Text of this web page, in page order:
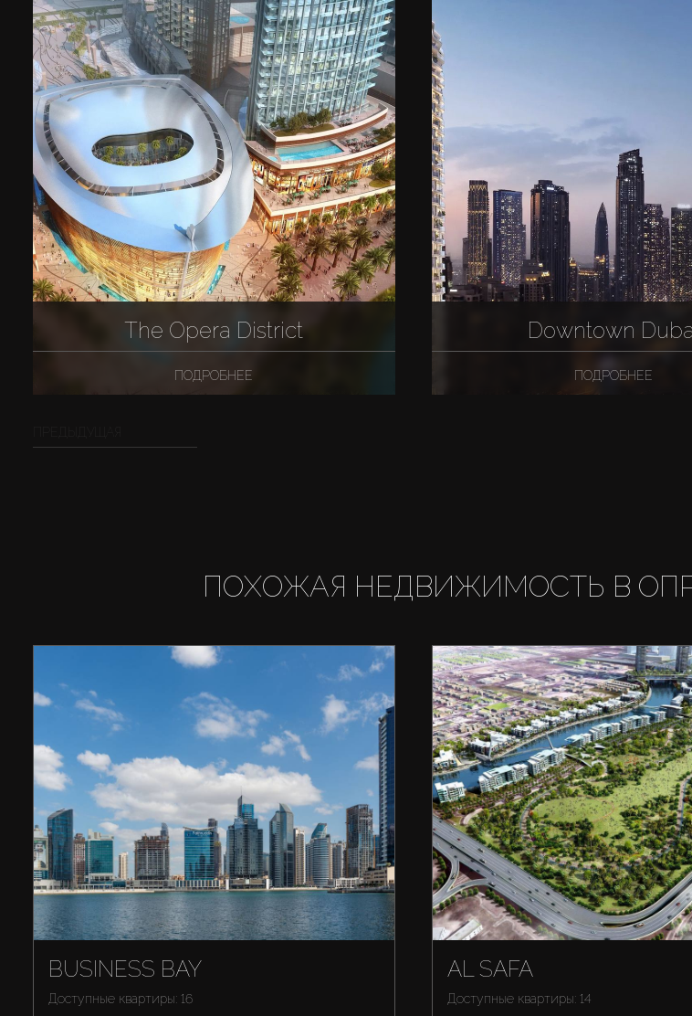
The Opera District
ПОДРОБНЕЕ
Downtown
ПОДРОБНЕЕ
ПОХОЖАЯ НЕДВИЖИМОСТЬ В
BUSINESS BAY
Доступные квартиры: 16
AL SAFA
Доступные квартиры: 14